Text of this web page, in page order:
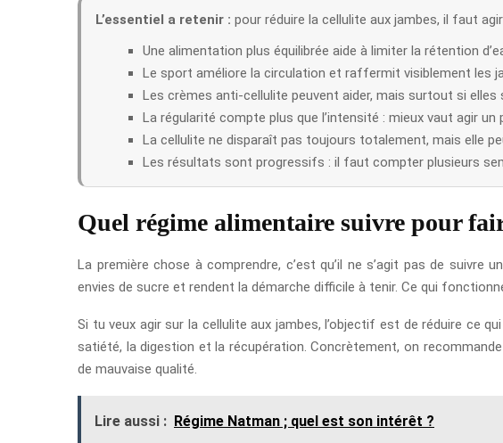
L’essentiel a retenir : pour réduire la cellulite aux jambes, il faut
Une alimentation plus équilibrée aide à limiter la rétention
Le sport améliore la circulation et raffermit visiblement les
Les crèmes anti-cellulite peuvent aider, mais surtout si
La régularité compte plus que l’intensité : mieux vaut agir un
La cellulite ne disparaît pas toujours totalement, mais elle
Les résultats sont progressifs : il faut compter plusieurs
Quel régime alimentaire suivre pour
La première chose à comprendre, c’est qu’il ne s’agit pas de
envies de sucre et rendent la démarche difficile à tenir. Ce qui
Si tu veux agir sur la cellulite aux jambes, l’objectif est de réduire ce
satiété, la digestion et la récupération. Concrètement, on
de mauvaise qualité.
Lire aussi : Régime Natman ; quel est son intérêt ?